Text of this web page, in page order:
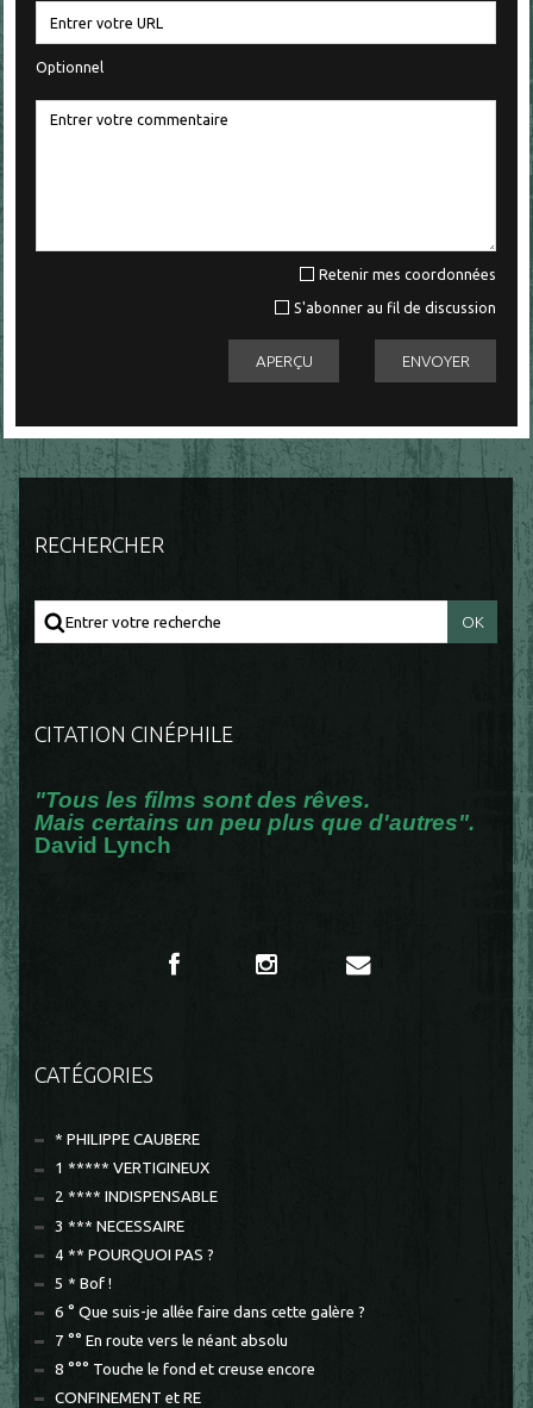
Optionnel
Retenir mes coordonnées
S'abonner au fil de discussion
RECHERCHER
CITATION CINÉPHILE
"Tous les films sont des rêves.
Mais certains un peu plus que d'autres".
David Lynch
CATÉGORIES
* PHILIPPE CAUBERE
1 ***** VERTIGINEUX
2 **** INDISPENSABLE
3 *** NECESSAIRE
4 ** POURQUOI PAS ?
5 * Bof !
6 ° Que suis-je allée faire dans cette galère ?
7 °° En route vers le néant absolu
8 °°° Touche le fond et creuse encore
CONFINEMENT et RE